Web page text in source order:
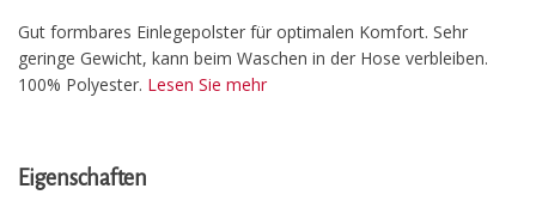
Gut formbares Einlegepolster für optimalen Komfort. Sehr
geringe Gewicht, kann beim Waschen in der Hose verbleiben.
100% Polyester. Lesen Sie mehr
Eigenschaften